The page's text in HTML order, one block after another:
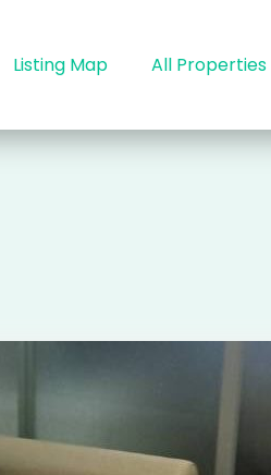
Listing Map All Properties